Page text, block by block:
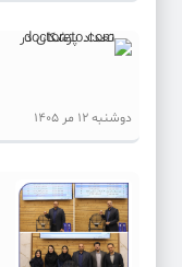
دوشنبه 12 مر 1405